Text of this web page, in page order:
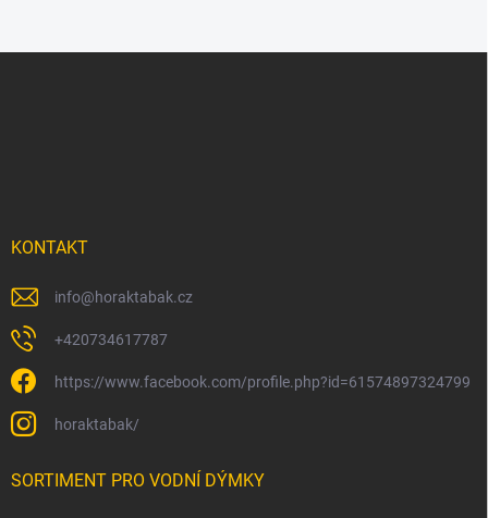
KONTAKT
info@horaktabak.cz
+420734617787
https://www.facebook.com/profile.php?id=61574897324799
horaktabak/
SORTIMENT PRO VODNÍ DÝMKY